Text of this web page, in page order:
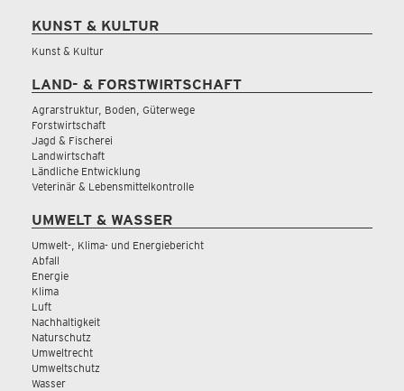
KUNST & KULTUR
Kunst & Kultur
LAND- & FORSTWIRTSCHAFT
Agrarstruktur, Boden, Güterwege
Forstwirtschaft
Jagd & Fischerei
Landwirtschaft
Ländliche Entwicklung
Veterinär & Lebensmittelkontrolle
UMWELT & WASSER
Umwelt-, Klima- und Energiebericht
Abfall
Energie
Klima
Luft
Nachhaltigkeit
Naturschutz
Umweltrecht
Umweltschutz
Wasser